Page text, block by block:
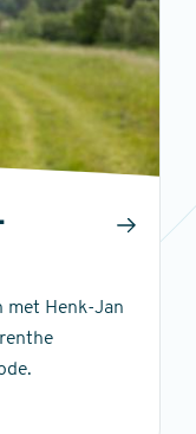
met Henk-Jan